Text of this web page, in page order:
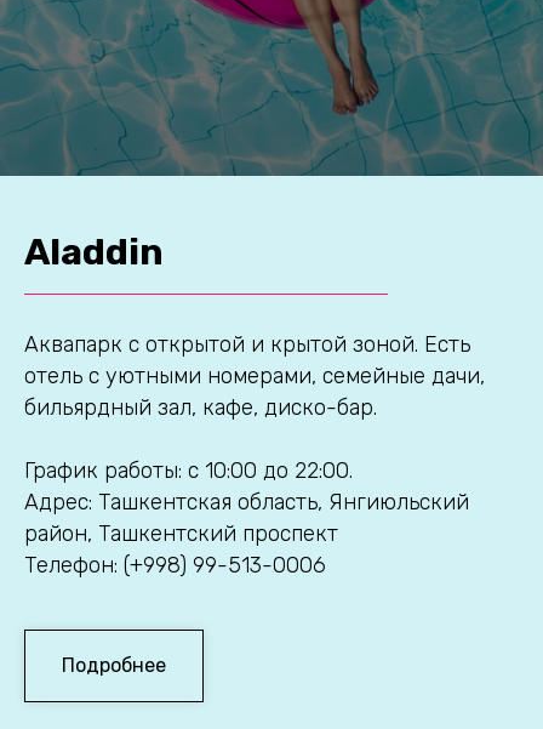
Aladdin
Аквапарк с открытой и крытой зоной. Есть
отель с уютными номерами, семейные дачи,
бильярдный зал, кафе, диско-бар.
График работы: с 10:00 до 22:00.
Адрес: Ташкентская область, Янгиюльский
район, Ташкентский проспект
Телефон: (+998) 99-513-0006
Подробнее